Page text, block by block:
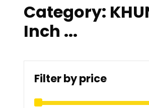
Category:
Inch ...
Filter by price